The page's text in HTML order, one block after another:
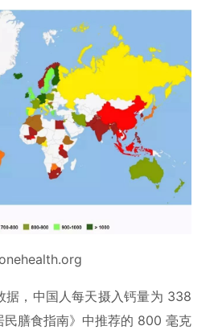
据，中国人每天摄入钙量为 338
民膳食指南》中推荐的 800 毫克